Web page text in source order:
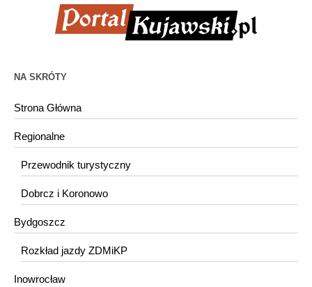
NA SKRÓTY
Strona Główna
Regionalne
Przewodnik turystyczny
Dobrcz i Koronowo
Bydgoszcz
Rozkład jazdy ZDMiKP
Inowrocław